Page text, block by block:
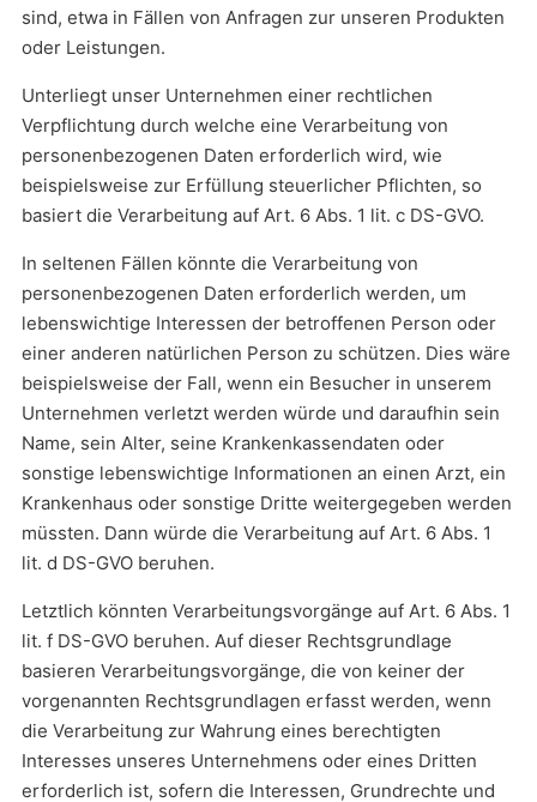
sind, etwa in Fällen von Anfragen zur unseren Produkten
oder Leistungen.
Unterliegt unser Unternehmen einer rechtlichen
Verpflichtung durch welche eine Verarbeitung von
personenbezogenen Daten erforderlich wird, wie
beispielsweise zur Erfüllung steuerlicher Pflichten, so
basiert die Verarbeitung auf Art. 6 Abs. 1 lit. c DS-GVO.
In seltenen Fällen könnte die Verarbeitung von
personenbezogenen Daten erforderlich werden, um
lebenswichtige Interessen der betroffenen Person oder
einer anderen natürlichen Person zu schützen. Dies wäre
beispielsweise der Fall, wenn ein Besucher in unserem
Unternehmen verletzt werden würde und daraufhin sein
Name, sein Alter, seine Krankenkassendaten oder
sonstige lebenswichtige Informationen an einen Arzt, ein
Krankenhaus oder sonstige Dritte weitergegeben werden
müssten. Dann würde die Verarbeitung auf Art. 6 Abs. 1
lit. d DS-GVO beruhen.
Letztlich könnten Verarbeitungsvorgänge auf Art. 6 Abs. 1
lit. f DS-GVO beruhen. Auf dieser Rechtsgrundlage
basieren Verarbeitungsvorgänge, die von keiner der
vorgenannten Rechtsgrundlagen erfasst werden, wenn
die Verarbeitung zur Wahrung eines berechtigten
Interesses unseres Unternehmens oder eines Dritten
erforderlich ist, sofern die Interessen, Grundrechte und